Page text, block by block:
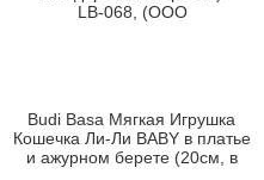
Budi Basa Мягкая Игрушка
Кошечка Ли-Ли BABY в платье
и ажурном берете (20см, в